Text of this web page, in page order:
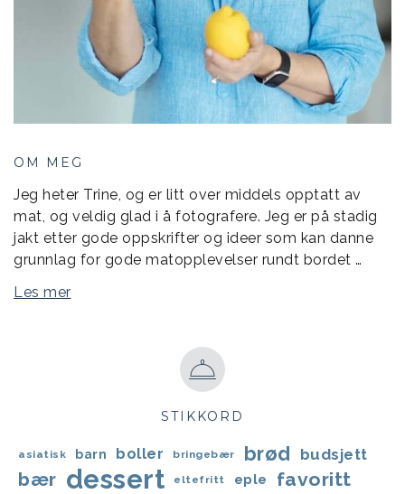
OM MEG
Jeg heter Trine, og er litt over middels opptatt av
mat, og veldig glad i å fotografere. Jeg er på stadig
jakt etter gode oppskrifter og ideer som kan danne
grunnlag for gode matopplevelser rundt bordet …
Les mer
STIKKORD
asiatisk barn boller bringebær brød budsjett
bær dessert eltefritt eple favoritt